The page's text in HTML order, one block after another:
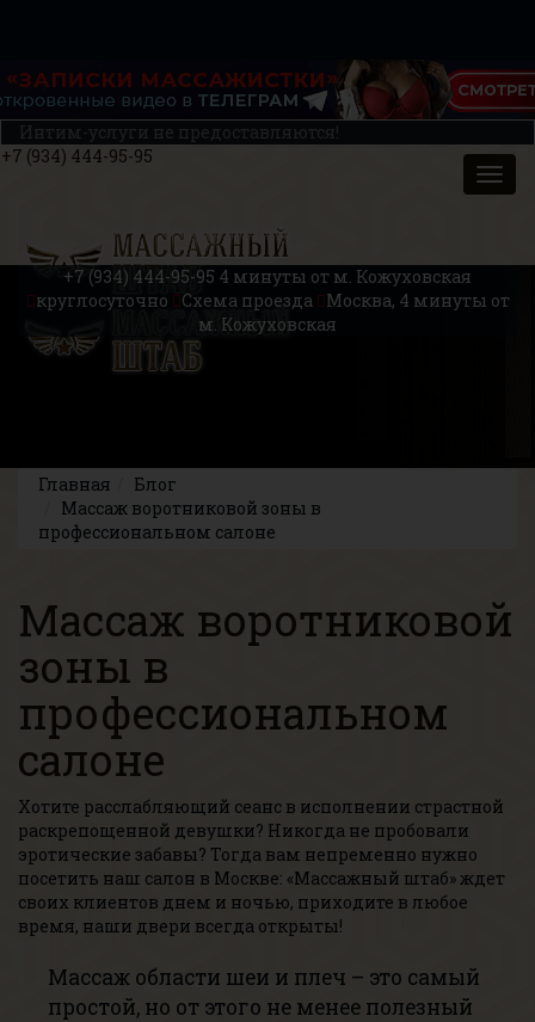
Интим-услуги не предоставляются!
+7 (934) 444-95-95
+7 (934) 444-95-95 4 минуты от м. Кожуховская
круглосуточно
Схема проезда
Москва, 4 минуты от
м. Кожуховская
Главная
Блог
Массаж воротниковой зоны в
профессиональном салоне
Массаж воротниковой
зоны в
профессиональном
салоне
Хотите расслабляющий сеанс в исполнении страстной
раскрепощенной девушки? Никогда не пробовали
эротические забавы? Тогда вам непременно нужно
посетить наш салон в Москве: «Массажный штаб» ждет
своих клиентов днем и ночью, приходите в любое
время, наши двери всегда открыты!
Массаж области шеи и плеч – это самый
простой, но от этого не менее полезный